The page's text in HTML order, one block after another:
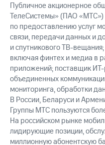
Публичное акционерное
ТелеСистемы» (ПАО
по предоставлению услуг
связи, передачи данных и
и спутникового ТВ-
включая финтех и медиа в
приложений; поставщик
объединенных
мониторинга, обработки
В России, Беларуси и
Группы МТС пользуются
На российском рынке
лидирующие позиции,
миллионную абонентскую